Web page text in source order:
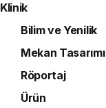
Klinik
Bilim ve Yenilik
Mekan Tasarımı
Röportaj
Ürün